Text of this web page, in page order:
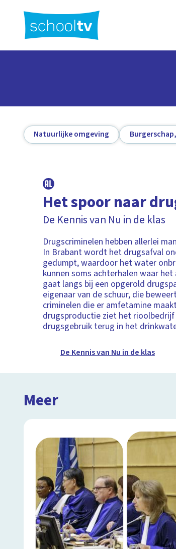
hoofdinhoud
Natuurlijke omgeving
Het spoor naar
De Kennis van Nu in de klas
Drugscriminelen hebben allerlei
In Brabant wordt het drugsafval
gedumpt, waardoor het water
kunnen soms achterhalen waar
gaat langs bij een opgerold
eigenaar van de schuur, die
criminelen die er amfetamine
drugsproductie ziet het
drugsgebruik terug in het
De Kennis van Nu in de klas
Meer